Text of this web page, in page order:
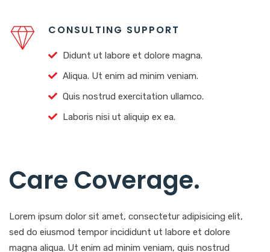
CONSULTING SUPPORT
Didunt ut labore et dolore magna.
Aliqua. Ut enim ad minim veniam.
Quis nostrud exercitation ullamco.
Laboris nisi ut aliquip ex ea.
Care Coverage.
Lorem ipsum dolor sit amet, consectetur adipisicing elit,
sed do eiusmod tempor incididunt ut labore et dolore
magna aliqua. Ut enim ad minim veniam, quis nostrud